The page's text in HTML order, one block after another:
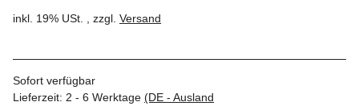
inkl. 19% USt. , zzgl. Versand
Sofort verfügbar
Lieferzeit: 2 - 6 Werktage (DE - Ausland